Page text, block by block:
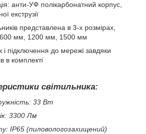
анти-УФ полікарбонатний корпус,
екструзії
представлена в 3-х розмірах,
600 мм, 1200 мм, 1500 мм
підключення до мережі завдяки
в комплекті
світильника:
33 Вт
3300 Лм
IP65 (пиловологозахищений)